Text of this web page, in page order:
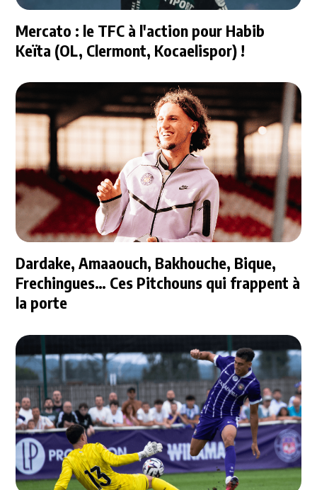
Mercato : le TFC à l'action pour Habib
Keïta (OL, Clermont, Kocaelispor) !
Dardake, Amaaouch, Bakhouche, Bique,
Frechingues… Ces Pitchouns qui frappent à
la porte